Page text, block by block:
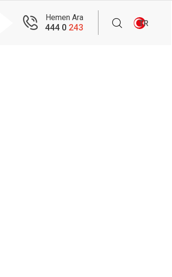
Hemen Ara
444 0 243 TR